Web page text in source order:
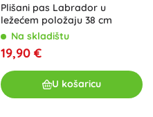
Plišani pas Labrador u
ležećem položaju 38 cm
Na skladištu
19,90 €
U košaricu